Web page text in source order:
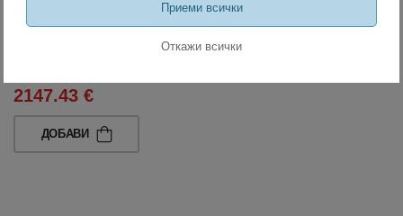
Инверторен климатик Daikin Sensira FTXF71F+RXF71F 24 000
2147.43 €
ДОБАВИ
Приеми всички
Откажи всички